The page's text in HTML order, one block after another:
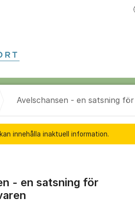
innehålla inaktuell information.
- en satsning för